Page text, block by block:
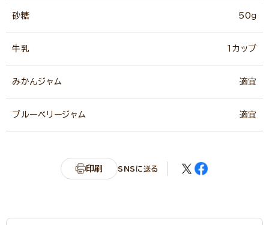
砂糖 50ｇ
牛乳 1カップ
みかんジャム 適宜
ブルーベリージャム 適宜
印刷 SNSに送る